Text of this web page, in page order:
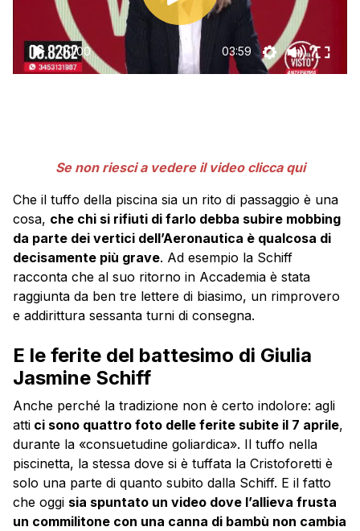
00:00 03:59
Se non riesci a vedere il video clicca qui
Che il tuffo della piscina sia un rito di passaggio è una
cosa, che chi si rifiuti di farlo debba subire mobbing
da parte dei vertici dell’Aeronautica è qualcosa di
decisamente più grave. Ad esempio la Schiff
racconta che al suo ritorno in Accademia è stata
raggiunta da ben tre lettere di biasimo, un rimprovero
e addirittura sessanta turni di consegna.
E le ferite del battesimo di Giulia
Jasmine Schiff
Anche perché la tradizione non è certo indolore: agli
atti ci sono quattro foto delle ferite subite il 7 aprile,
durante la «consuetudine goliardica». Il tuffo nella
piscinetta, la stessa dove si è tuffata la Cristoforetti è
solo una parte di quanto subito dalla Schiff. E il fatto
che oggi sia spuntato un video dove l’allieva frusta
un commilitone con una canna di bambù non cambia